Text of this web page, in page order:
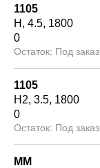
1105
Н
4.5 1800
0
Под заказ
1105
Н2 3.5 1800
0
Под заказ
ММ